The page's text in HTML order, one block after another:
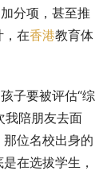
分项，甚至推
在香港教育体
子要被评估“综
我陪朋友去面
位名校出身的
在选拔学生，